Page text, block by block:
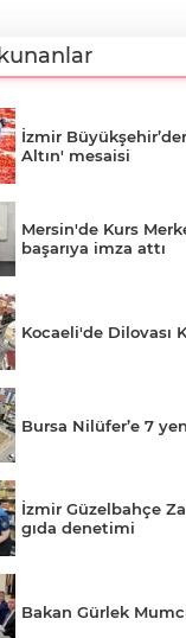
İzmir
Altın' mesaisi
Mersin'de Kurs
başarıya imza attı
Kocaeli'de Dilovası
Bursa Nilüfer’e 7
İzmir Güzelbahçe
gıda denetimi
Bakan Gürlek